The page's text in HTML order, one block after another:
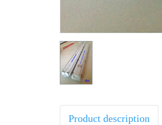
Product description